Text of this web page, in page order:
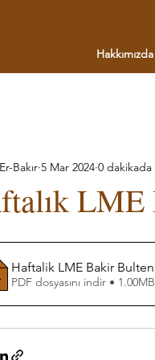
Hakkımızda
LME
Er-Bakır 5 Mar 2024 0
Haftalik LME Bakir
PDF dosyasını indir • 1.00MB